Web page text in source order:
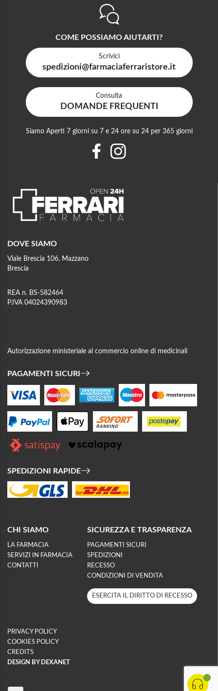
DOVE SIAMO
Viale Brescia 106, Mazzano
Brescia
REA n. BS-582464
P.IVA 04024390983
Autorizzazione ministeriale al commercio online di medicinali
PAGAMENTI SICURI
SPEDIZIONI RAPIDE
CHI SIAMO
LA FARMACIA
SERVIZI IN FARMACIA
CONTATTI
SICUREZZA E TRASPARENZA
PAGAMENTI SICURI
SPEDIZIONI
RECESSO
CONDIZIONI DI VENDITA
ESERCITA IL DIRITTO DI RECESSO
PRIVACY POLICY
COOKIES POLICY
CREDITS
DESIGN BY DEXANET
COME POSSIAMO AIUTARTI?
Scrivici
spedizioni@farmaciaferraristore.it
Consulta
DOMANDE FREQUENTI
Siamo Aperti 7 giorni su 7 e 24 ore su 24 per 365 giorni